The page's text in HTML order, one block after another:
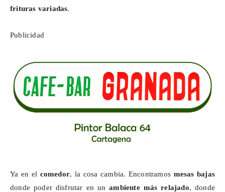
frituras variadas.
Publicidad
Ya en el comedor, la cosa cambia. Encontramos mesas bajas
donde poder disfrutar en unambiente más relajado, donde